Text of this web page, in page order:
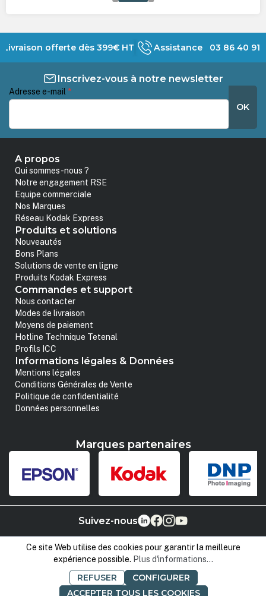
Livraison offerte dès 399€ HT Assistance 03 86 40 91
Inscrivez-vous à notre newsletter
Adresse e-mail *
OK
A propos
Qui sommes-nous ?
Notre engagement RSE
Equipe commerciale
Nos Marques
Réseau Kodak Express
Produits et solutions
Nouveautés
Bons Plans
Solutions de vente en ligne
Produits Kodak Express
Commandes et support
Nous contacter
Modes de livraison
Moyens de paiement
Hotline Technique Tetenal
Profils ICC
Informations légales & Données
Mentions légales
Conditions Générales de Vente
Politique de confidentialité
Données personnelles
Marques partenaires
Suivez-nous
Ce site Web utilise des cookies pour garantir la meilleure
expérience possible. Plus d'informations...
REFUSER
CONFIGURER
ACCEPTER TOUS LES COOKIES